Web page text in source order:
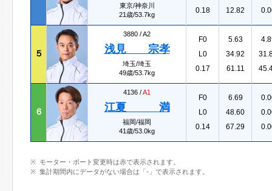
東京/神奈川
21歳/53.7kg
0.18
12.82
５
3880 /A2
浅見 宗孝
埼玉/埼玉
49歳/53.7kg
F0
L0
0.17
5.63
34.92
61.11
６
4136 /A1
江夏 満
福岡/福岡
41歳/53.0kg
F0
L0
0.14
6.69
48.60
67.29
モーター・ボート変更時は赤で表示されます。
集計期間内にデータがない場合は「-」で表示されます。